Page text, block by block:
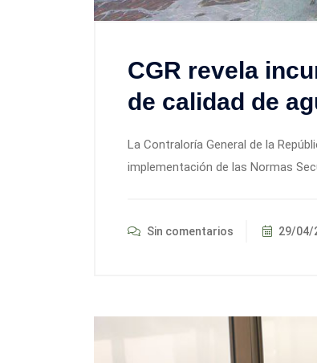
CGR revela
de calidad de
La Contraloría General de la
implementación de las Normas
Sin comentarios 29/04/